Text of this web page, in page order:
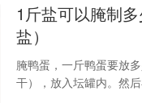
1斤盐可以腌制
盐）
腌鸭蛋，一斤鸭蛋要放
干），放入坛罐内。然